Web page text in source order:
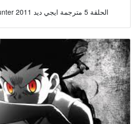
انمي Hunter X Hunter 2011 الحلقة 5 مترجمة ايجي ديد